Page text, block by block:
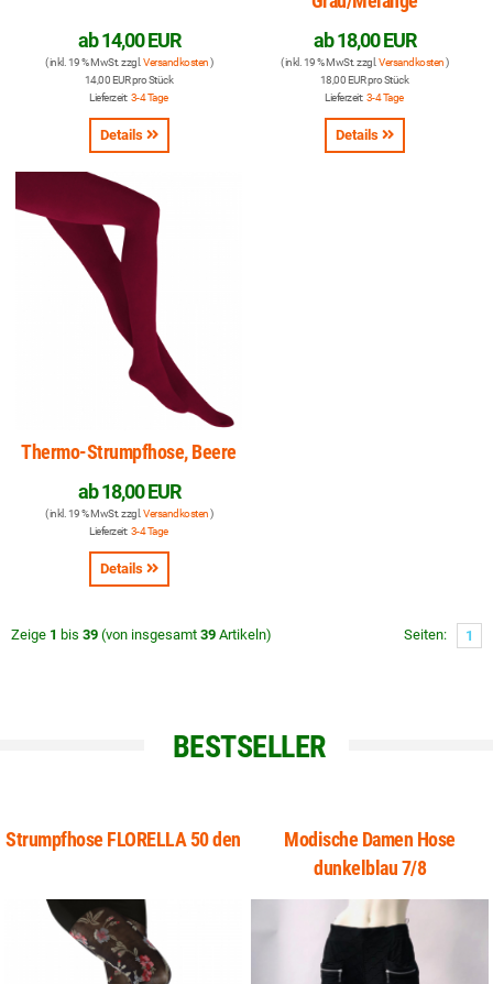
ab14,00 EUR
( inkl. 19 % MwSt. zzgl. Versandkosten)
14,00 EUR pro Stück
Lieferzeit: 3-4 Tage
Details
ab18,00 EUR
( inkl. 19 % MwSt. zzgl. Versandkosten)
18,00 EUR pro Stück
Lieferzeit: 3-4 Tage
Details
Thermo-Strumpfhose, Beere
ab18,00 EUR
( inkl. 19 % MwSt. zzgl. Versandkosten)
Lieferzeit: 3-4 Tage
Details
Zeige 1 bis 39 (von insgesamt 39 Artikeln) Seiten: 1
BESTSELLER
50 den
Modische Damen Hose
Netz Legging